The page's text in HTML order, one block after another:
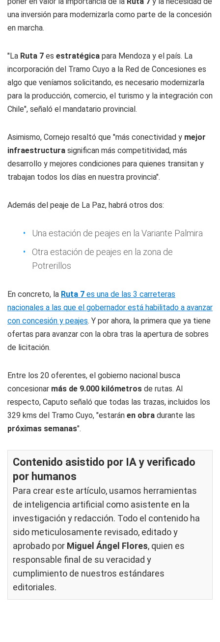
una inversión para modernizarla como parte de la concesión
en marcha.
"La Ruta 7 es estratégica para Mendoza y el país. La
incorporación del Tramo Cuyo a la Red de Concesiones es
algo que veníamos solicitando, es necesario modernizarla
para la producción, comercio, el turismo y la integración con
Chile", señaló el mandatario provincial.
Asimismo, Cornejo resaltó que "más conectividad y mejor
infraestructura significan más competitividad, más
desarrollo y mejores condiciones para quienes transitan y
trabajan todos los días en nuestra provincia".
Además del peaje de La Paz, habrá otros dos:
Una estación de peajes en la Variante Palmira
Otra estación de peajes en la zona de
Potrerillos
En concreto, la Ruta 7 es una de las 3 carreteras
nacionales a las que el gobernador está habilitado a avanzar
con concesión y peajes. Y por ahora, la primera que ya tiene
ofertas para avanzar con la obra tras la apertura de sobres
de licitación.
Entre los 20 oferentes, el gobierno nacional busca
concesionar más de 9.000 kilómetros de rutas. Al
respecto, Caputo señaló que todas las trazas, incluidos los
329 kms del Tramo Cuyo, "estarán en obra durante las
próximas semanas".
Contenido asistido por IA y verificado
por humanos
Para crear este artículo, usamos herramientas
de inteligencia artificial como asistente en la
investigación y redacción. Todo el contenido ha
sido meticulosamente revisado, editado y
aprobado por Miguel Ángel Flores, quien es
responsable final de su veracidad y
cumplimiento de nuestros estándares
editoriales.